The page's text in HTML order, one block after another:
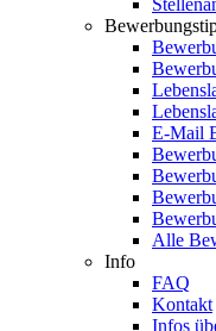
E-Mail
Alle
Info
FAQ
Kontakt
Infos